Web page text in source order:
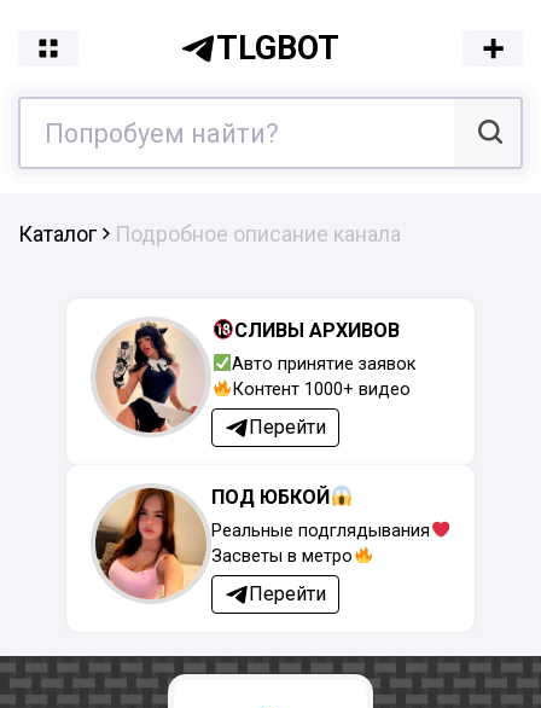
TLGBOT
Каталог Подробное описание канала
СЛИВЫ АРХИВОВ
Авто принятие заявок
Контент 1000+ видео
Перейти
ПОД ЮБКОЙ
Реальные подглядывания
Засветы в метро
Перейти